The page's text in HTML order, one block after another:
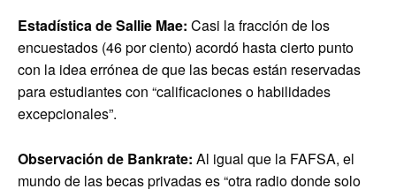
Estadística de Sallie Mae: Casi la fracción de los
encuestados (46 por ciento) acordó hasta cierto punto
con la idea errónea de que las becas están reservadas
para estudiantes con “calificaciones o habilidades
excepcionales”.
Observación de Bankrate: Al igual que la FAFSA, el
mundo de las becas privadas es “otra radio donde solo